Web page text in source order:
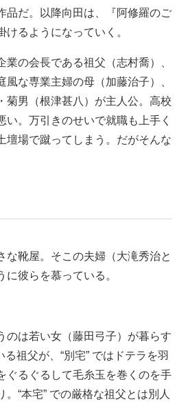
品だ。以降向田は、『阿修羅のご
るようになっていく。
の会長である祖父（志村喬）、
な専業主婦の母（加藤治子）、
菊男（根津甚八）が主人公。高校
。万引きのせいで就職も上手く
壇場で蹴ってしまう。だがそんな
靴屋。そこの夫婦（大滝秀治と
彼らを慕っている。
のは若い女（藤田弓子）が暮らす
祖父が、“別宅” ではドテラを羽
ぐるぐるして毛糸玉を巻くのを手
“本宅” での厳格な祖父とは別人